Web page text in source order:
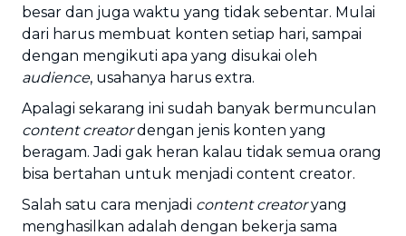
besar dan juga waktu yang tidak sebentar. Mulai
dari harus membuat konten setiap hari, sampai
dengan mengikuti apa yang disukai oleh
audience, usahanya harus extra.
Apalagi sekarang ini sudah banyak bermunculan
content creatordengan jenis konten yang
beragam. Jadi gak heran kalau tidak semua orang
bisa bertahan untuk menjadi content creator.
Salah satu cara menjadi content creatoryang
menghasilkan adalah dengan bekerja sama